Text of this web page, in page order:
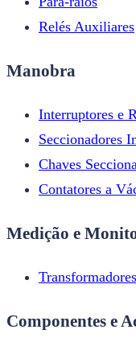
Relés Auxiliares
Manobra
Interruptores e
Seccionadores
Chaves
Contatores a
Medição e
Componentes e